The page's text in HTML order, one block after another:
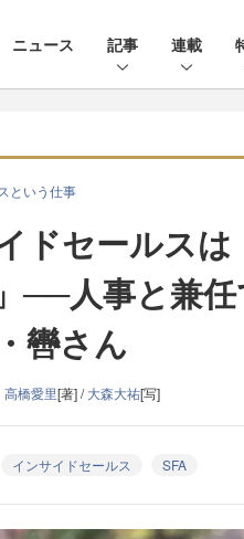
ニュース 記事 連載
という仕事
ドセールス
──人事と兼
轡さん
橋愛里[著] /大森大祐[写]
インサイドセールス SFA